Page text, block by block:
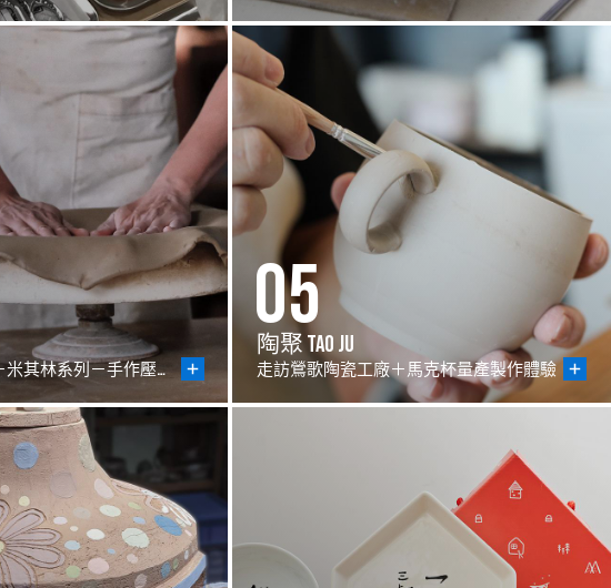
館內／工廠導覽＋米其林系列－手作壓模陶盤課程
05
陶聚 Tao Ju
走訪鶯歌陶瓷工廠＋馬克杯量產製作體驗